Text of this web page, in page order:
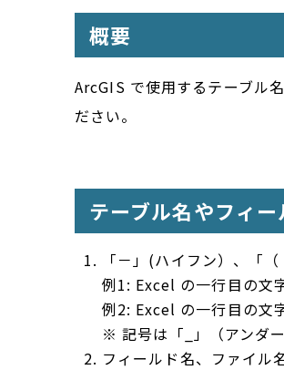
概要
ArcGIS で使用するテーブル
ださい。
テーブル名やフィ
「－」(ハイフン）、「
例1: Excel の一行目の文
例2: Excel の一行目の文
※ 記号は「_」（アンダ
フィールド名、ファイル